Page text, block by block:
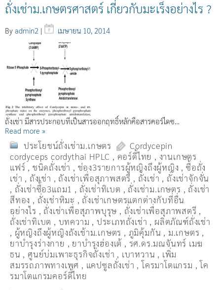
ถั่งเช่าม.เกษตรศาสตร์ เกี่ยวกับมะเร็งอย่างไร ?
By admin2 | เมษายน 10, 2014
ถั่งเช่า มีสารประกอบที่เป็นสารออกฤทธิ์หลักคือสารคอร์ไดซ…
Read more »
ประโยชน์ถั่งเช่าม.เกษตร
Cordycepin
cordyceps cordythai HPLC , คอร์ดี้ไทย , งานเกษตร
แฟร์ , ชนิดถั่งเช่า , ช่อง3รายการผู้หญิงถึงผู้หญิง ,ซื้อถั่ง
เช่า , ถังเช่า , ถังเช่าเพื่อสุภาพสตรี , ถั่งเช่า , ถั่งเช่าจักจั่น
, ถั่งเช่าซื้อ3แถม1 , ถั่งเช่าทิเบต , ถั่งเช่าม.เกษตร , ถั่งเช่า
สีทอง , ถั่งเช่าหิมะ , ถั่งเช่าเกษตรแตกต่างกับที่อื่น
อย่างไร , ถั่งเช่าเพื่อสุภาพบุรุษ , ถั่งเช่าเพื่อสุภาพสตรี ,
ถั่่งเช่าทิเบต , บทความ , ประเภทถั่งเช่า , ผลิตภัณฑ์ถั่งเช่า
, ผู้หญิงถึงผู้หญิงถังเช้าม.เกษตร , ภูมิคุ้มกัน , ม.เกษตร ,
ยาบำรุงร่างกาย , ยาบำรุงฮ่องเต้ , รศ.ดร.มณจันทร์ เมฆ
ธน , ศูนย์บ่มเพาะธุรกิจถั่งเช่า , เบาหวาน , เพิ่ม
สมรรถภาพทางเพศ , แคปซูลถั่งเช่า ,โครมาโตแกรม ,โค
รมาโตแกรมคอร์ดี้ไทย